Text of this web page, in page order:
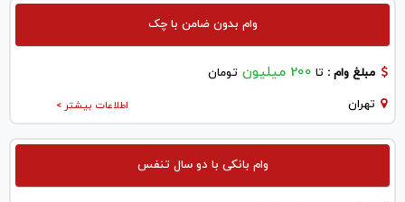
وام بدون ضامن با چک
مبلغ وام : تا 200 میلیون تومان
اطلاعات بیشتر > تهران
وام بانکی با دو سال تنفس